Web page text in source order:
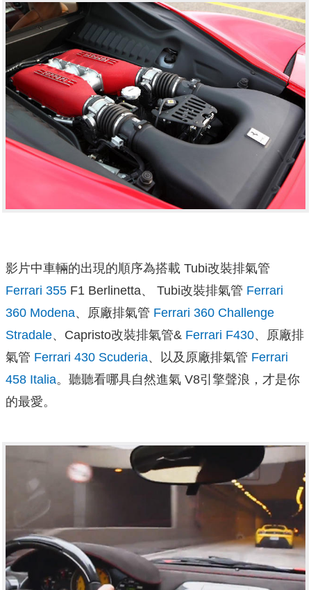
影片中車輛的出現的順序為搭載 Tubi改裝排氣管
Ferrari 355 F1 Berlinetta、 Tubi改裝排氣管 Ferrari
360 Modena、原廠排氣管 Ferrari 360 Challenge
Stradale、Capristo改裝排氣管& Ferrari F430、原廠排
氣管 Ferrari 430 Scuderia、以及原廠排氣管 Ferrari
458 Italia。聽聽看哪具自然進氣 V8引擎聲浪，才是你
的最愛。